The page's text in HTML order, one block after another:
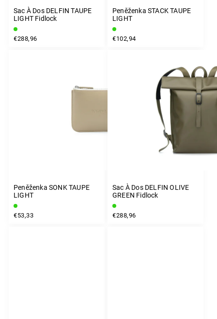
Sac À Dos DELFIN TAUPE
LIGHT Fidlock
€288,96
Peněženka STACK TAUPE
LIGHT
€102,94
Peněženka SONK TAUPE
LIGHT
€53,33
Sac À Dos DELFIN OLIVE
GREEN Fidlock
€288,96